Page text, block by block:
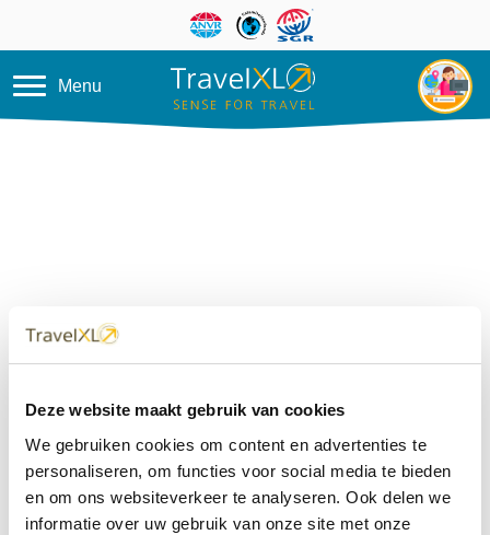
Deze website maakt gebruik van cookies
We gebruiken cookies om content en advertenties te
personaliseren, om functies voor social media te bieden
en om ons websiteverkeer te analyseren. Ook delen we
informatie over uw gebruik van onze site met onze
Overslaan en naar de inhoud
Menu